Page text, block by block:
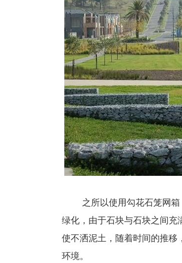
之所以使用勾花石笼网箱，
绿化，由于石块与石块之间充
使不洒泥土，随着时间的推移
环境。